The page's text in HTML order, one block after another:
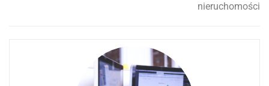
nieruchomości